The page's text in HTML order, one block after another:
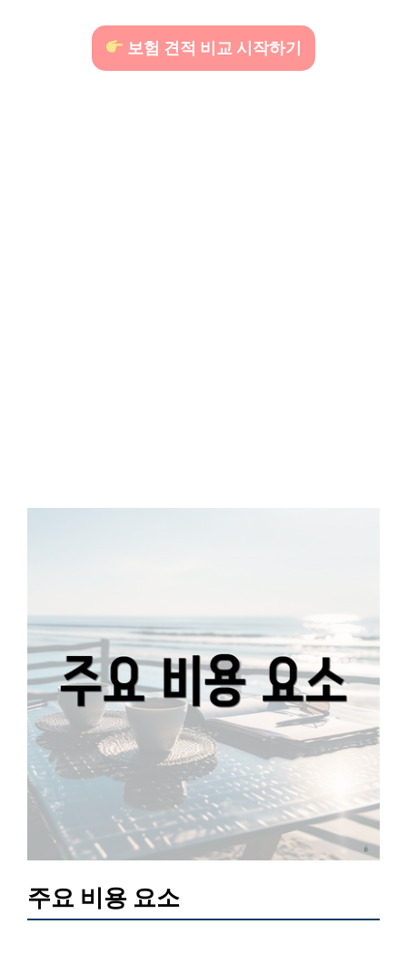
보험 견적 비교 시작하기
주요 비용 요소